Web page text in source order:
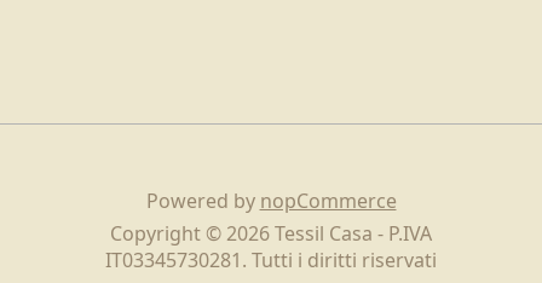
Powered by nopCommerce
Copyright © 2026 Tessil Casa - P.IVA
IT03345730281. Tutti i diritti riservati